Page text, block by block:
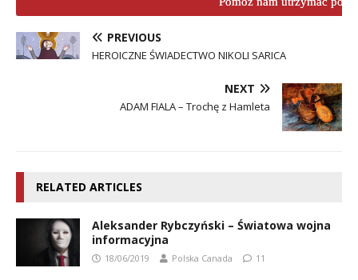
PREVIOUS
HEROICZNE ŚWIADECTWO NIKOLI SARICA
NEXT
ADAM FIALA – Trochę z Hamleta
RELATED ARTICLES
Aleksander Rybczyński – Światowa wojna
informacyjna
18/06/2019 Polska Canada 11